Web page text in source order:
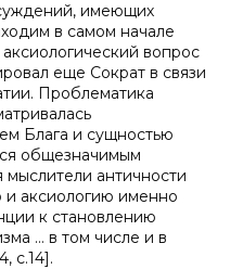
имеющих
в самом начале
вопрос
еще Сократ в связи
Проблематика
Блага и сущностью
общезначимым
античности
и аксиологию именно
к становлению
… в том числе и в
с.14].